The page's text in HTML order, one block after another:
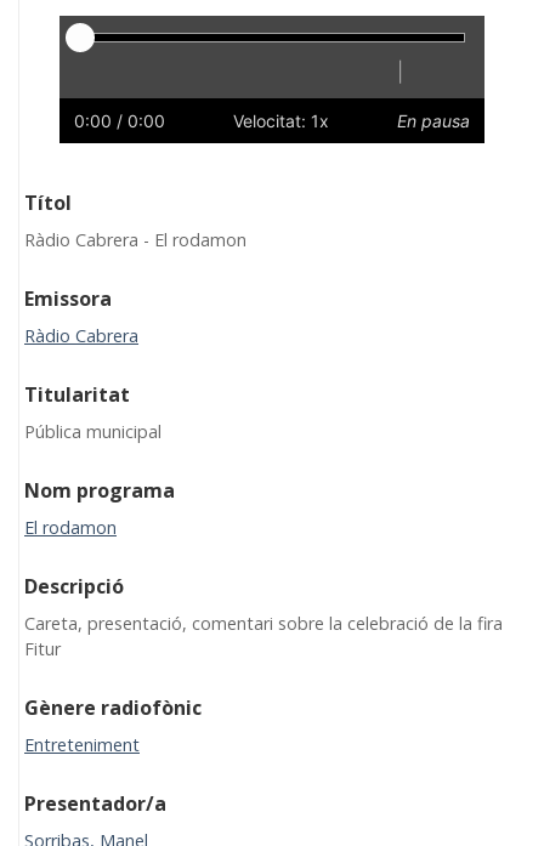
Reproductor
Lent
0:00 / 0:00 Velocitat: 1x En pausa
Títol
Ràdio Cabrera - El rodamon
Emissora
Ràdio Cabrera
Titularitat
Pública municipal
Nom programa
El rodamon
Descripció
Careta, presentació, comentari sobre la celebració de la fira
Fitur
Gènere radiofònic
Entreteniment
Presentador/a
Sorribas, Manel